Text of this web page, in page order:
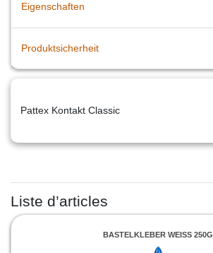
Eigenschaften
Produktsicherheit
Pattex Kontakt Classic
Liste d’articles
BASTELKLEBER WEISS 250G